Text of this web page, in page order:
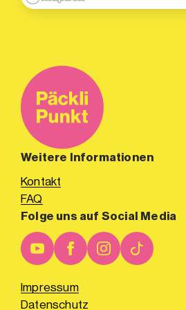
Weitere Informationen
Kontakt
FAQ
Folge uns auf Social Media
Impressum
Datenschutz